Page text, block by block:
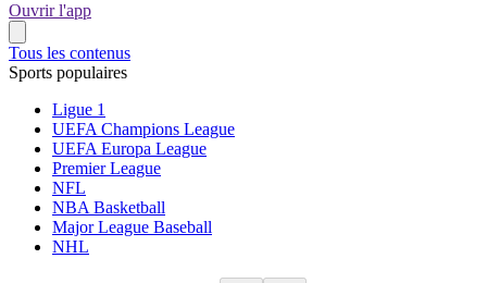
Ouvrir l'app
Tous les contenus
Sports populaires
Ligue 1
UEFA Champions League
UEFA Europa League
Premier League
NFL
NBA Basketball
Major League Baseball
NHL